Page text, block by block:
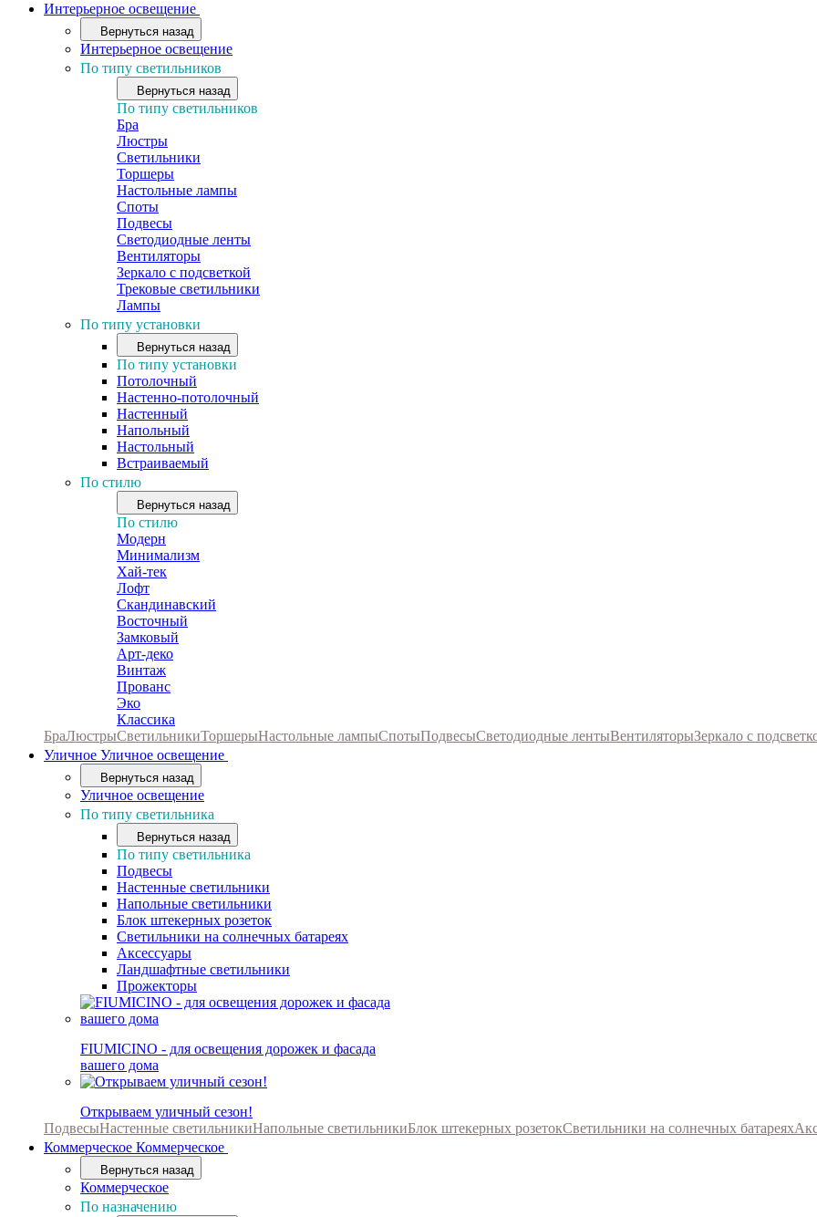
Интерьерное освещение
Вернуться назад
Интерьерное освещение
По типу светильников
Вернуться назад
По типу светильников
Бра
Люстры
Светильники
Торшеры
Настольные лампы
Споты
Подвесы
Светодиодные ленты
Вентиляторы
Зеркало с подсветкой
Трековые светильники
Лампы
По типу установки
Вернуться назад
По типу установки
Потолочный
Настенно-потолочный
Настенный
Напольный
Настольный
Встраиваемый
По стилю
Вернуться назад
По стилю
Модерн
Минимализм
Хай-тек
Лофт
Скандинавский
Восточный
Замковый
Арт-деко
Винтаж
Прованс
Эко
Классика
БраЛюстрыСветильникиТоршерыНастольные лампыСпотыПодвесыСветодиодные лентыВентиляторыЗеркало с
Уличное Уличное освещение
Вернуться назад
Уличное освещение
По типу светильника
Вернуться назад
По типу светильника
Подвесы
Настенные светильники
Напольные светильники
Блок штекерных розеток
Светильники на солнечных батареях
Аксессуары
Ландшафтные светильники
Прожекторы
FIUMICINO - для освещения дорожек и фасада
вашего дома
Открываем уличный сезон!
ПодвесыНастенные светильникиНапольные светильникиБлок штекерных розетокСветильники на солнечных батареях
Коммерческое Коммерческое
Вернуться назад
Коммерческое
По назначению